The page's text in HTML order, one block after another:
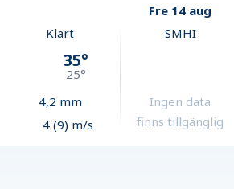
Fre 14 aug
Klart
35°
25°
4,2 mm
4 (9) m/s
SMHI
Ingen data
finns tillgänglig